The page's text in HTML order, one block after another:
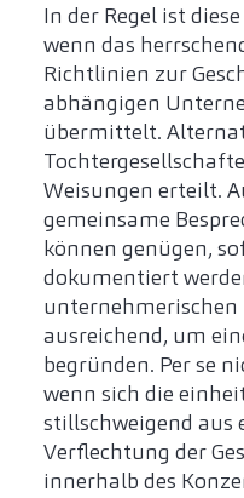
In der Regel ist
wenn das
Richtlinien zur
abhängigen
übermittelt.
Weisungen erteilt.
gemeinsame
können genügen,
dokumentiert
ausreichend, um
begründen. Per se
wenn sich die
stillschweigend aus
Verflechtung der
innerhalb des